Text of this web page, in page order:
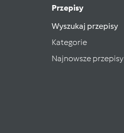
Przepisy
Wyszukaj przepisy
Kategorie
Najnowsze przepisy